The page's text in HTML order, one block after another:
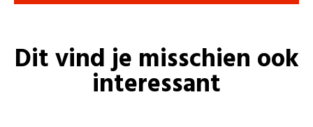
Dit vind je misschien ook
interessant